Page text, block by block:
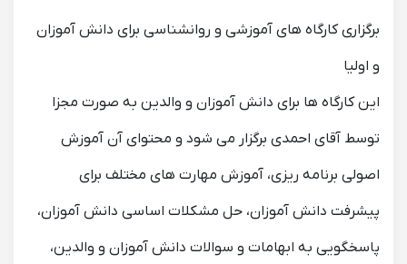
برگزاری کارگاه های آموزشی و روانشناسی برای دانش آموزان
و اولیا
این کارگاه ها برای دانش آموزان و والدین به صورت مجزا
توسط آقای احمدی برگزار می شود و محتوای آن آموزش
اصولی برنامه ریزی، آموزش مهارت های مختلف برای
پیشرفت دانش آموزان، حل مشکلات اساسی دانش آموزان،
پاسخگویی به ابهامات و سوالات دانش آموزان و والدین،